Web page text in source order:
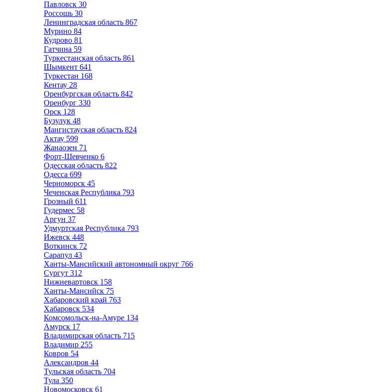
Павловск 30
Россошь 30
Ленинградская область 867
Мурино 84
Кудрово 81
Гатчина 59
Туркестанская область 861
Шымкент 641
Туркестан 168
Кентау 28
Оренбургская область 842
Оренбург 330
Орск 128
Бузулук 48
Мангистауская область 824
Актау 599
Жанаозен 71
Форт-Шевченко 6
Одесская область 822
Одесса 699
Черноморск 45
Чеченская Республика 793
Грозный 611
Гудермес 58
Аргун 37
Удмуртская Республика 793
Ижевск 448
Воткинск 72
Сарапул 43
Ханты-Мансийский автономный округ 766
Сургут 312
Нижневартовск 158
Ханты-Мансийск 75
Хабаровский край 763
Хабаровск 534
Комсомольск-на-Амуре 134
Амурск 17
Владимирская область 715
Владимир 255
Ковров 54
Александров 44
Тульская область 704
Тула 350
Новомосковск 61